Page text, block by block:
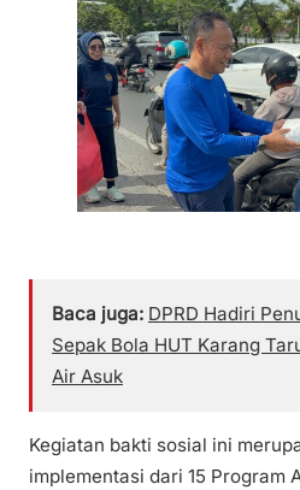
Baca juga: DPRD Hadiri
Sepak Bola HUT Karang
Air Asuk
Kegiatan bakti sosial ini
implementasi dari 15 Program